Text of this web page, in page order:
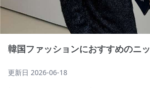
韓国ファッションにおすすめのニ
更新日 2026-06-18